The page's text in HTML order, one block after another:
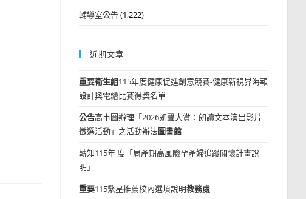
輔導室公告(1,222)
近期文章
重要衛生組115年度健康促進創意競賽-健康新視界海報
設計與電繪比賽得獎名單
公告高市圖辦理「2026朗聲大賞：朗讀文本演出影片
徵選活動」之活動辦法圖書館
轉知115年 度「周產期高風險孕產婦追蹤關懷計畫說
明」
重要115繁星推薦校內選填說明教務處